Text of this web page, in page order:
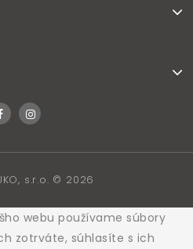
s.r.o. © 2026
webu používame súbory
zotrváte, súhlasíte s ich